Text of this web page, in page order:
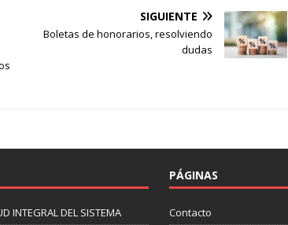
SIGUIENTE
Boletas de honorarios, resolviendo
dudas
INTEGRAL DEL SISTEMA
PÁGINAS
Contacto